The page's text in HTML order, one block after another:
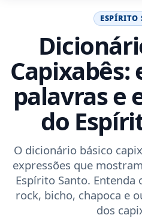
ESPÍRITO
Capixabês:
palavras e
do
O dicionário básico
expressões que
Espírito Santo. Entenda
rock, bicho, chapoca e
dos